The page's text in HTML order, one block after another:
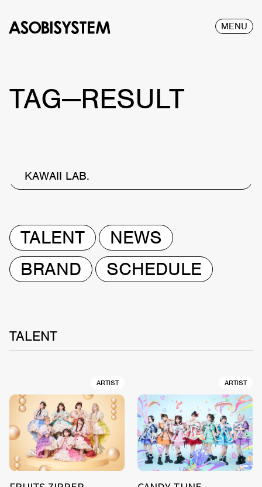
MENU
TAG—RESULT
KAWAII LAB.
TALENT
NEWS
BRAND
SCHEDULE
TALENT
ARTIST ARTIST